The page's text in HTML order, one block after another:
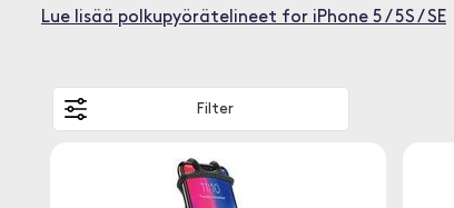
Lue lisää polkupyörätelineet for iPhone 5 / 5S / SE
Filter